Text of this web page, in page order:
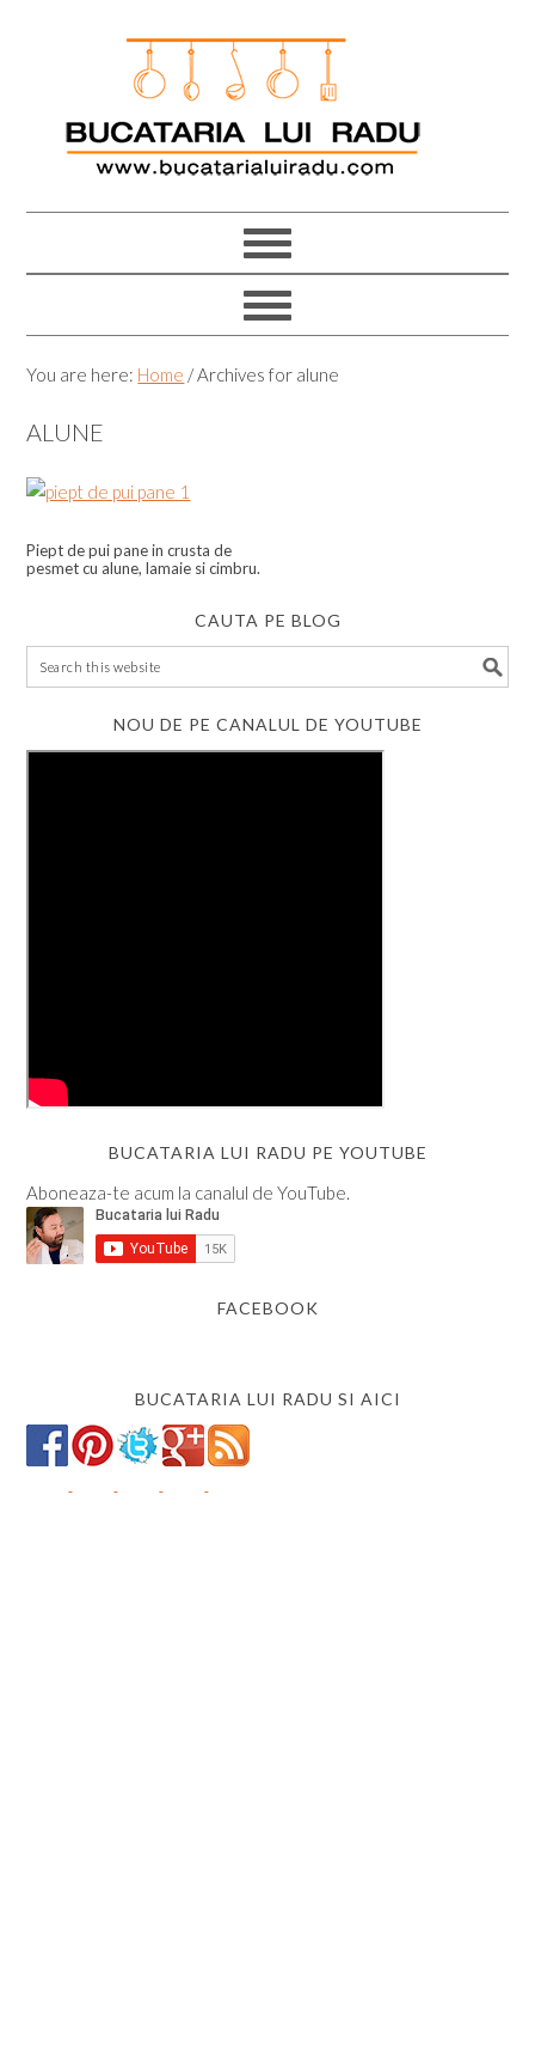
You are here: Home /Archives for alune
ALUNE
Piept de pui pane in crusta de
pesmet cu alune, lamaie si cimbru.
CAUTA PE BLOG
NOU DE PE CANALUL DE YOUTUBE
BUCATARIA LUI RADU PE YOUTUBE
Aboneaza-te acum la canalul de YouTube.
FACEBOOK
BUCATARIA LUI RADU SI AICI